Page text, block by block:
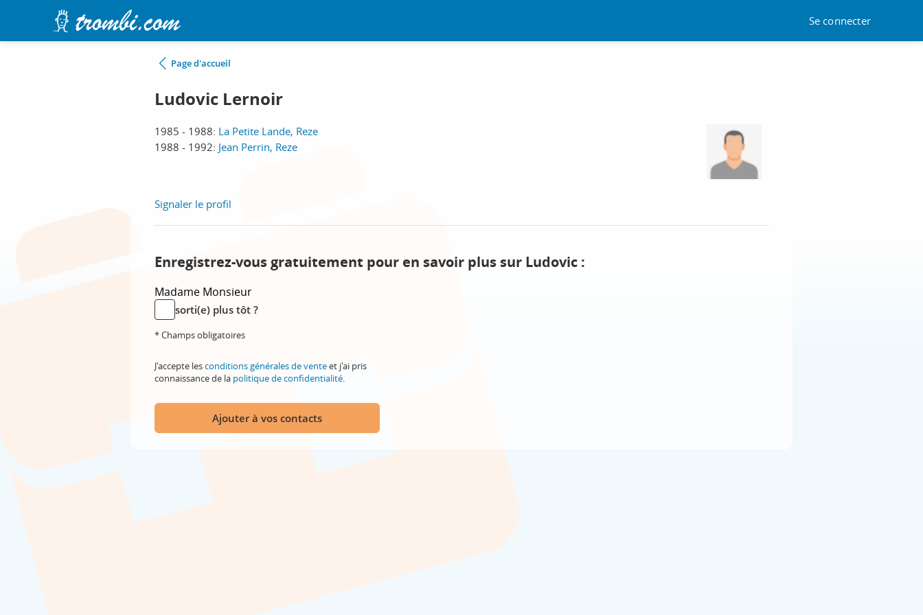
Se connecter
Page d'accueil
Ludovic Lernoir
1985 - 1988: La Petite Lande, Reze
1988 - 1992: Jean Perrin, Reze
Signaler le profil
Enregistrez-vous gratuitement pour en savoir plus sur Ludovic :
Madame Monsieur
sorti(e) plus tôt ?
* Champs obligatoires
J'accepte lesconditions générales de venteet j'ai pris
connaissance de la politique de confidentialité.
Ajouter à vos contacts